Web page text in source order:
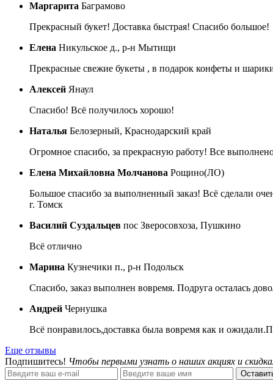
Маргарита Баграмово
Прекрасный букет! Доставка быстрая! Спасибо большое!
Елена Никульское д., р-н Мытищи
Прекрасные свежие букеты , в подарок конфеты и
Алексей Янаул
Спасибо! Всё получилось хорошо!
Наталья Белозерный, Краснодарский край
Огромное спасибо, за прекрасную работу! Все
Елена Михайловна Молчанова Рощино(ЛО)
Большое спасибо за выполненный заказ! Всё сделали
г. Томск
Василий Суздальцев пос Зверосовхоза, Пушкино
Всё отлично
Марина Кузнечики п., р-н Подольск
Спасибо, заказ выполнен вовремя. Подруга осталась
Андрей Чернушка
Всё понравилось,доставка была вовремя как и
Еще отзывы
Подпишитесь! Чтобы первыми узнать о наших акциях и